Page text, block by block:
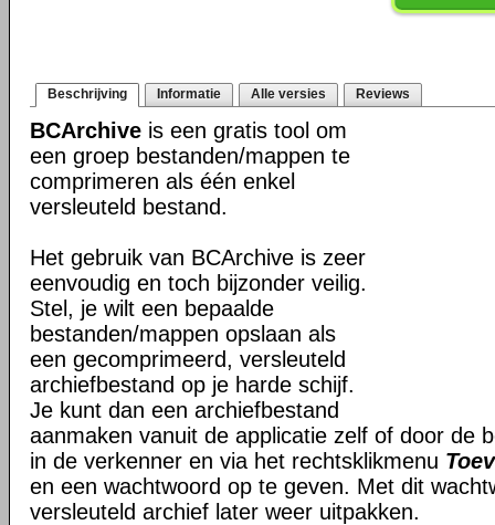
Beschrijving Informatie Alle versies Reviews
BCArchive is een gratis tool om
een groep bestanden/mappen te
comprimeren als één enkel
versleuteld bestand.
Het gebruik van BCArchive is zeer
eenvoudig en toch bijzonder veilig.
Stel, je wilt een bepaalde
bestanden/mappen opslaan als
een gecomprimeerd, versleuteld
archiefbestand op je harde schijf.
Je kunt dan een archiefbestand
aanmaken vanuit de applicatie zelf of door de
in de verkenner en via het rechtsklikmenu
en een wachtwoord op te geven. Met dit
versleuteld archief later weer uitpakken.